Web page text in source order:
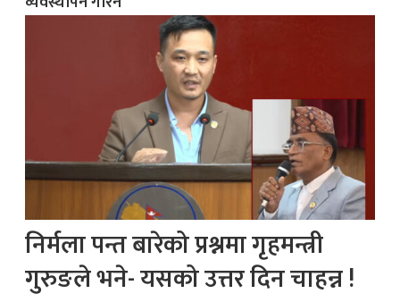
निर्मला पन्त बारेको प्रश्नमा गृहमन्त्री
गुरुङले भने- यसको उत्तर दिन चाहन्न !